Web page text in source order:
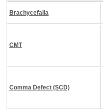
Brachycefalia
CMT
Comma Defect (SCD)